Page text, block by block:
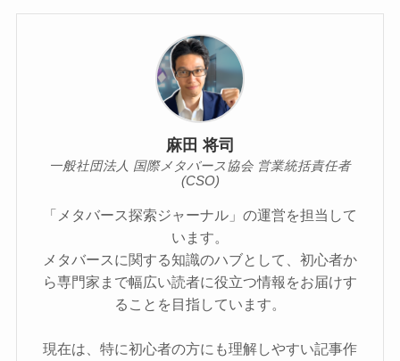
麻田 将司
一般社団法人 国際メタバース協会 営業統括責任者
(CSO)
「メタバース探索ジャーナル」の運営を担当して
います。
メタバースに関する知識のハブとして、初心者か
ら専門家まで幅広い読者に役立つ情報をお届けす
ることを目指しています。
現在は、特に初心者の方にも理解しやすい記事作